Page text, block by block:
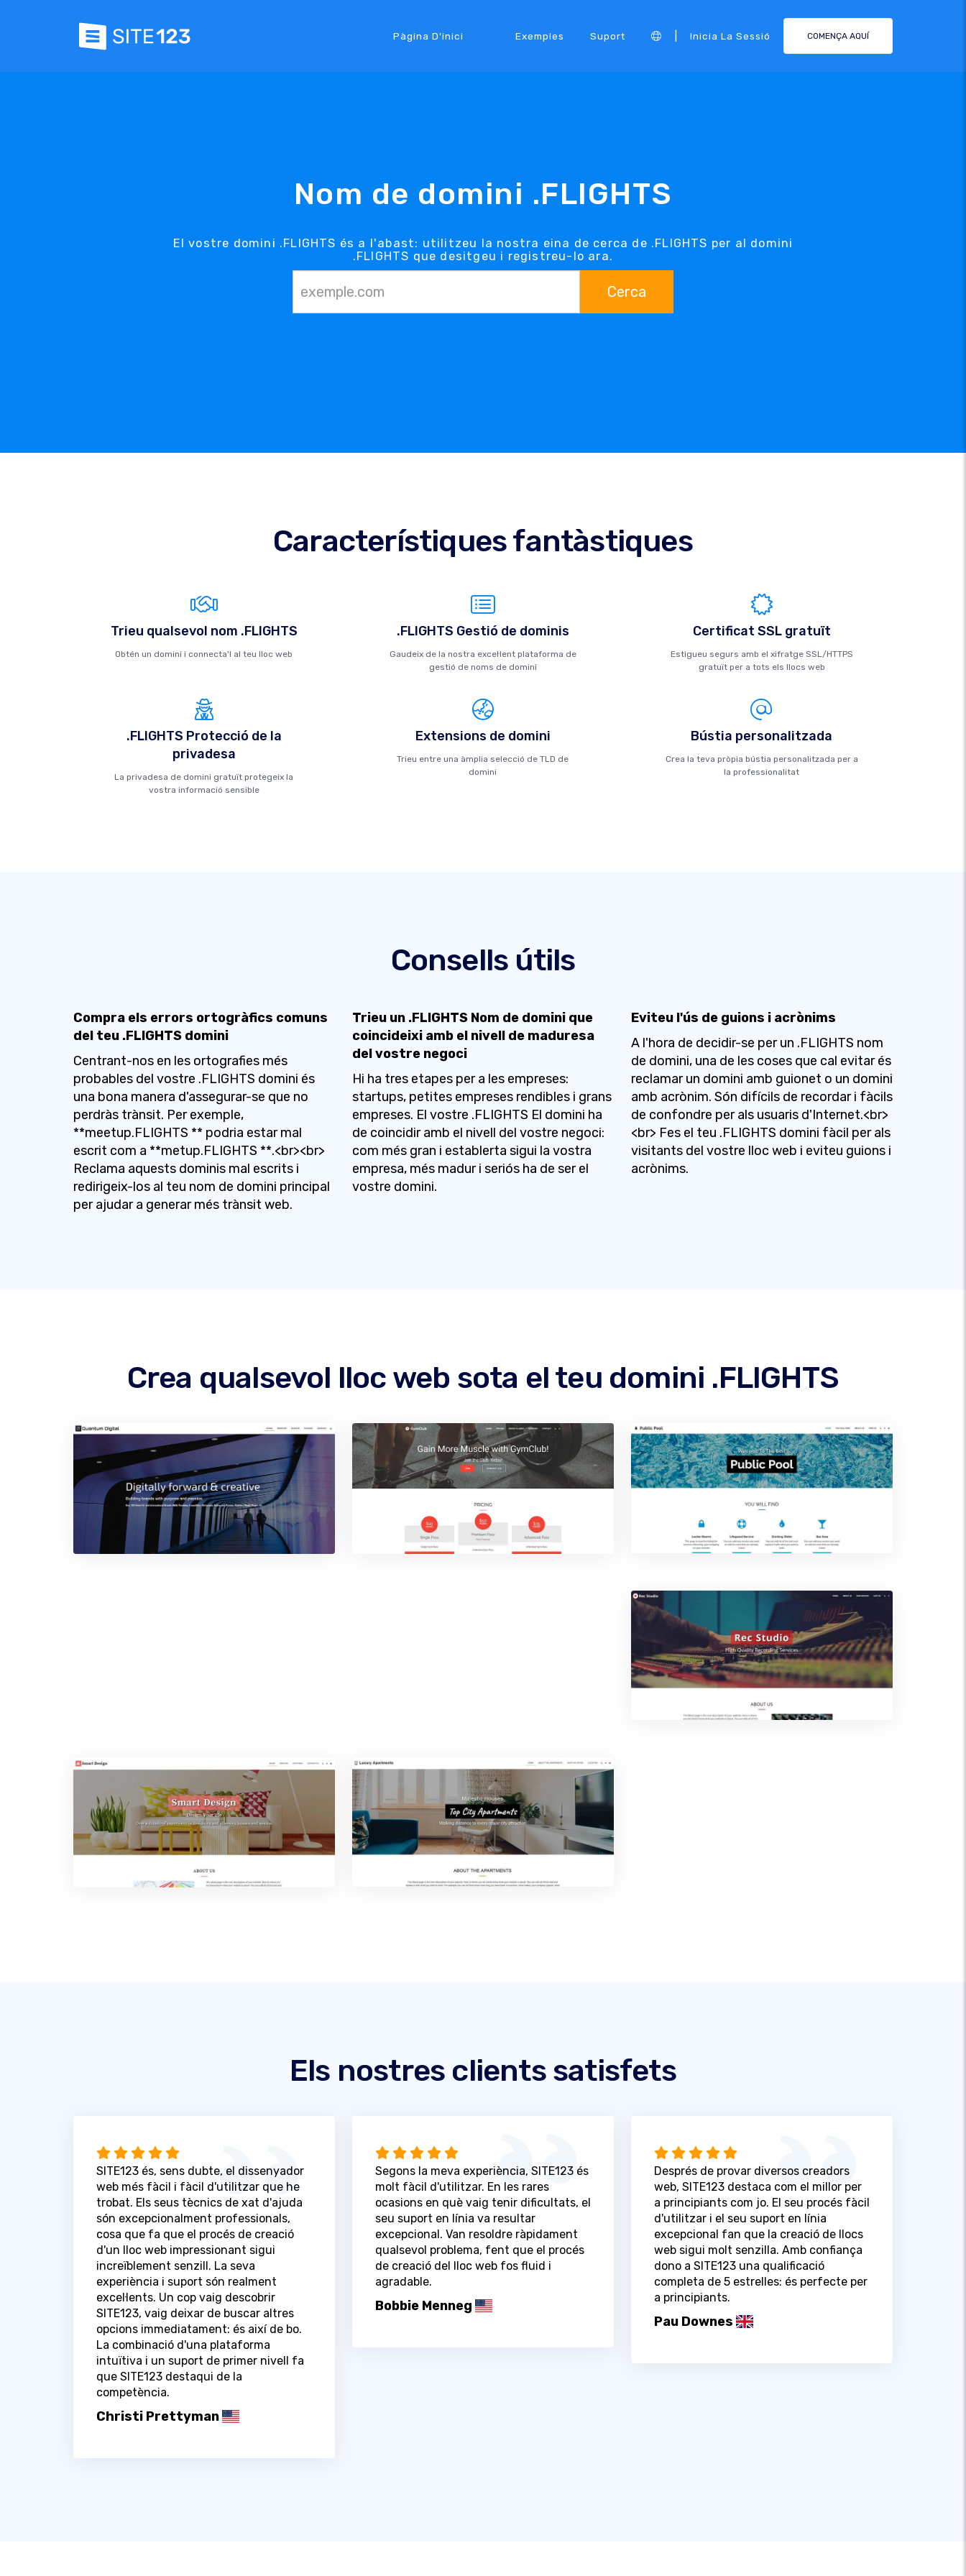
Pàgina D'inici Exemples Suport Inicia La Sessió COMENÇA AQUÍ
Nom de domini .FLIGHTS
El vostre domini .FLIGHTS és a l'abast: utilitzeu la nostra eina de cerca de .FLIGHTS per al domini
.FLIGHTS que desitgeu i registreu-lo ara.
Cerca
Característiques fantàstiques
Trieu qualsevol nom .FLIGHTS
Obtén un domini i connecta'l al teu lloc web
.FLIGHTS Gestió de dominis
Gaudeix de la nostra excel·lent plataforma de
gestió de noms de domini
Certificat SSL gratuït
Estigueu segurs amb el xifratge SSL/HTTPS
gratuït per a tots els llocs web
.FLIGHTS Protecció de la
privadesa
La privadesa de domini gratuït protegeix la
vostra informació sensible
Extensions de domini
Trieu entre una àmplia selecció de TLD de
domini
Bústia personalitzada
Crea la teva pròpia bústia personalitzada per a
la professionalitat
Consells útils
Compra els errors ortogràfics comuns
del teu .FLIGHTS domini
Centrant-nos en les ortografies més
probables del vostre .FLIGHTS domini és
una bona manera d'assegurar-se que no
perdràs trànsit. Per exemple,
**meetup.FLIGHTS ** podria estar mal
escrit com a **metup.FLIGHTS **.<br><br>
Reclama aquests dominis mal escrits i
redirigeix-los al teu nom de domini principal
per ajudar a generar més trànsit web.
Trieu un .FLIGHTS Nom de domini que
coincideixi amb el nivell de maduresa
del vostre negoci
Hi ha tres etapes per a les empreses:
startups, petites empreses rendibles i grans
empreses. El vostre .FLIGHTS El domini ha
de coincidir amb el nivell del vostre negoci:
com més gran i establerta sigui la vostra
empresa, més madur i seriós ha de ser el
vostre domini.
Eviteu l'ús de guions i acrònims
A l'hora de decidir-se per un .FLIGHTS nom
de domini, una de les coses que cal evitar és
reclamar un domini amb guionet o un domini
amb acrònim. Són difícils de recordar i fàcils
de confondre per als usuaris d'Internet.<br>
<br> Fes el teu .FLIGHTS domini fàcil per als
visitants del vostre lloc web i eviteu guions i
acrònims.
Crea qualsevol lloc web sota el teu domini .FLIGHTS
Els nostres clients satisfets
SITE123 és, sens dubte, el dissenyador
web més fàcil i fàcil d'utilitzar que he
trobat. Els seus tècnics de xat d'ajuda
són excepcionalment professionals,
cosa que fa que el procés de creació
d'un lloc web impressionant sigui
increïblement senzill. La seva
experiència i suport són realment
excel·lents. Un cop vaig descobrir
SITE123, vaig deixar de buscar altres
opcions immediatament: és així de bo.
La combinació d'una plataforma
intuïtiva i un suport de primer nivell fa
que SITE123 destaqui de la
competència.
Christi Prettyman
Segons la meva experiència, SITE123 és
molt fàcil d'utilitzar. En les rares
ocasions en què vaig tenir dificultats, el
seu suport en línia va resultar
excepcional. Van resoldre ràpidament
qualsevol problema, fent que el procés
de creació del lloc web fos fluid i
agradable.
Bobbie Menneg
Després de provar diversos creadors
web, SITE123 destaca com el millor per
a principiants com jo. El seu procés fàcil
d'utilitzar i el seu suport en línia
excepcional fan que la creació de llocs
web sigui molt senzilla. Amb confiança
dono a SITE123 una qualificació
completa de 5 estrelles: és perfecte per
a principiants.
Pau Downes